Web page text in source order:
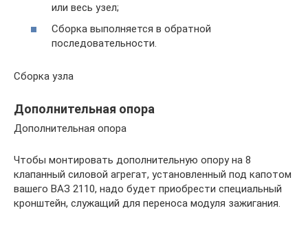
или весь узел;
Сборка выполняется в обратной
последовательности.
Сборка узла
Дополнительная опора
Дополнительная опора
Чтобы монтировать дополнительную опору на 8
клапанный силовой агрегат, установленный под капотом
вашего ВАЗ 2110, надо будет приобрести специальный
кронштейн, служащий для переноса модуля зажигания.